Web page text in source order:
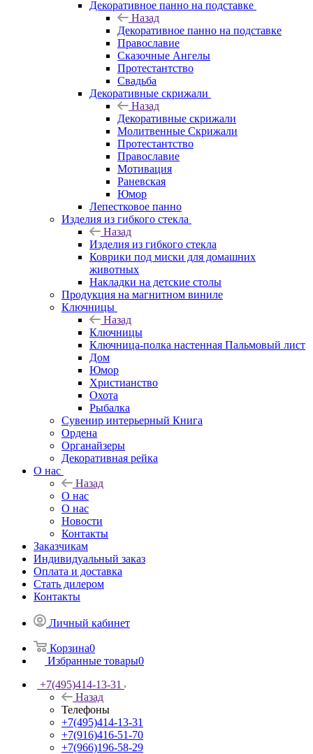
Декоративное панно на подставке
Назад
Декоративное панно на подставке
Православие
Сказочные Ангелы
Протестантство
Свадьба
Декоративные скрижали
Назад
Декоративные скрижали
Молитвенные Скрижали
Протестантство
Православие
Мотивация
Раневская
Юмор
Лепестковое панно
Изделия из гибкого стекла
Назад
Изделия из гибкого стекла
Коврики под миски для домашних
животных
Накладки на детские столы
Продукция на магнитном виниле
Ключницы
Назад
Ключницы
Ключница-полка настенная Пальмовый лист
Дом
Юмор
Христианство
Охота
Рыбалка
Сувенир интерьерный Книга
Ордена
Органайзеры
Декоративная рейка
О нас
Назад
О нас
О нас
Новости
Контакты
Заказчикам
Индивидуальный заказ
Оплата и доставка
Стать дилером
Контакты
Личный кабинет
Корзина0
Избранные товары0
+7(495)414-13-31
Назад
Телефоны
+7(495)414-13-31
+7(916)416-51-70
+7(966)196-58-29